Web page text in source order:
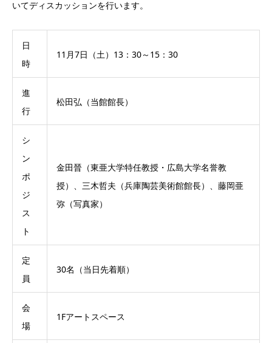
いてディスカッションを行います。
日
時
11月7日（土）13：30～15：30
進
行
松田弘（当館館長）
シ
ン
ポ
ジ
ス
ト
金田晉（東亜大学特任教授・広島大学名誉教
授）、三木哲夫（兵庫陶芸美術館館長）、藤岡亜
弥（写真家）
定
員
30名（当日先着順）
会
場
1Fアートスペース